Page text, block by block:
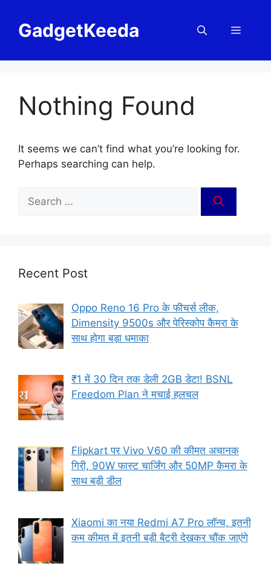
contentGadgetKeeda Menu
Nothing Found
It seems we can’t find what you’re looking for.
Perhaps searching can help.
for:
Recent Post
Oppo Reno 16 Pro के फीचर्स लीक,
Dimensity 9500s और पेरिस्कोप कैमरा के
साथ होगा बड़ा धमाका
₹1 में 30 दिन तक डेली 2GB डेटा! BSNL
Freedom Plan ने मचाई हलचल
Flipkart पर Vivo V60 की कीमत अचानक
गिरी, 90W फास्ट चार्जिंग और 50MP कैमरा के
साथ बड़ी डील
Xiaomi का नया Redmi A7 Pro लॉन्च, इतनी
कम कीमत में इतनी बड़ी बैटरी देखकर चौंक जाएंगे